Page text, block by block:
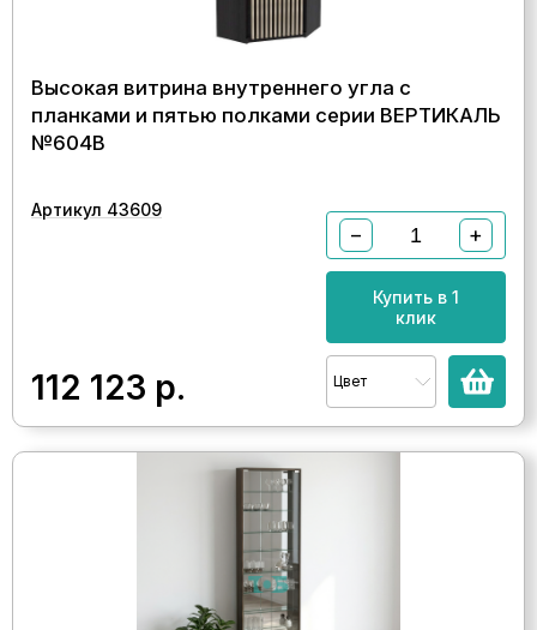
Высокая витрина внутреннего угла с
планками и пятью полками серии ВЕРТИКАЛЬ
№604В
Артикул 43609
112 123 р.
− +
Купить в 1
клик
Цвет